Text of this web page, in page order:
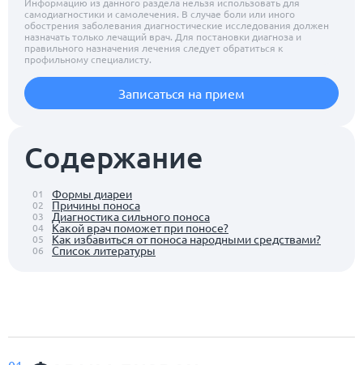
Содержание
01 Формы диареи
02 Причины поноса
03 Диагностика сильного поноса
04 Какой врач поможет при поносе?
05 Как избавиться от поноса народными средствами?
06 Список литературы
самодиагностики и самолечения. В случае боли или иного
обострения заболевания диагностические исследования должен
назначать только лечащий врач. Для постановки диагноза и
правильного назначения лечения следует обратиться к
профильному специалисту.
Записаться на прием